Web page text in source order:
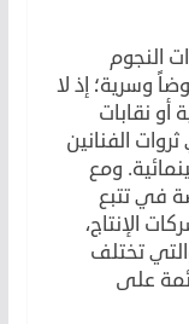
النجوم
وسرية؛ إذ لا
نقابات
الفنانين
ومع
في تتبع
الإنتاج،
تختلف
على